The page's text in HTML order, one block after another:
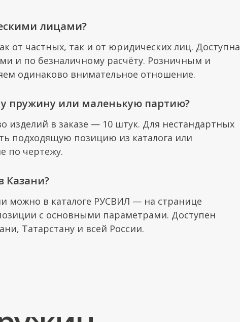
лицами?
от частных, так и от юридических лиц. Доступна
и по безналичному расчёту. Розничным и
одинаково внимательное отношение.
пружину или маленькую партию?
изделий в заказе — 10 штук. Для нестандартных
подходящую позицию из каталога или
по чертежу.
Казани?
можно в каталоге РУСВИЛ — на странице
с основными параметрами. Доступен
Татарстану и всей России.